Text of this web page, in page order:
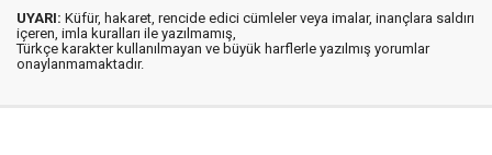
UYARI: Küfür, hakaret, rencide edici cümleler veya imalar, inançlara saldırı
içeren, imla kuralları ile yazılmamış,
Türkçe karakter kullanılmayan ve büyük harflerle yazılmış yorumlar
onaylanmamaktadır.